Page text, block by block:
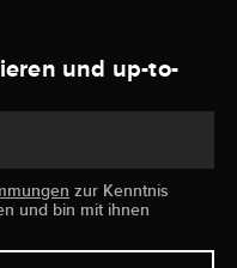
und up-to-
zur Kenntnis
und bin mit ihnen